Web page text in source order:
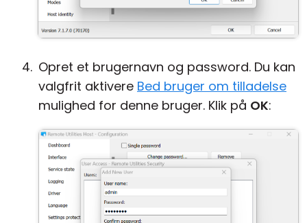
Opret et brugernavn og password. Du kan
valgfrit aktivere Bed bruger om tilladelse
mulighed for denne bruger. Klik på OK: